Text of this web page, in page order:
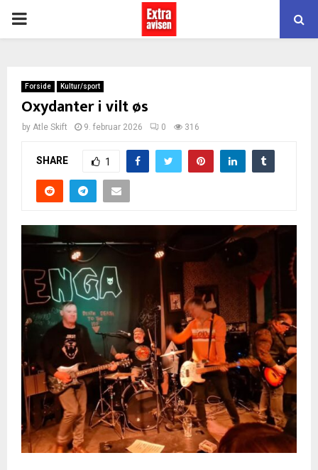
PRIMARY
Forside Kultur/sport
Oxydanter i vilt øs
by Atle Skift 9. februar 2026 0 316
SHARE 1